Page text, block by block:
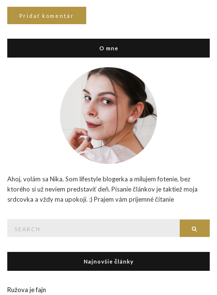
O mne
Ahoj, volám sa Nika. Som lifestyle blogerka a milujem fotenie, bez
ktorého si už neviem predstaviť deň. Písanie článkov je taktiež moja
srdcovka a vždy ma upokojí. :) Prajem vám príjemné čítanie
Najnovšie články
Ružova je fajn